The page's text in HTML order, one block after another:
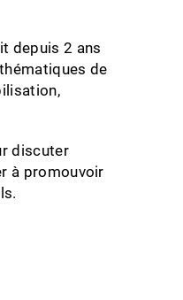
depuis 2 ans
de
discuter
à promouvoir